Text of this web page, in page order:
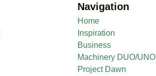
Navigation
Home
Inspiration
Business
Machinery DUO/UNO
Project Dawn